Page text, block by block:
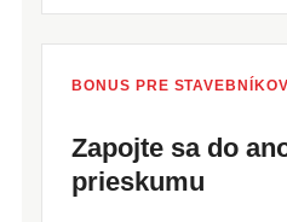
BONUS PRE STAVEBNÍKOV
Zapojte sa do
prieskumu